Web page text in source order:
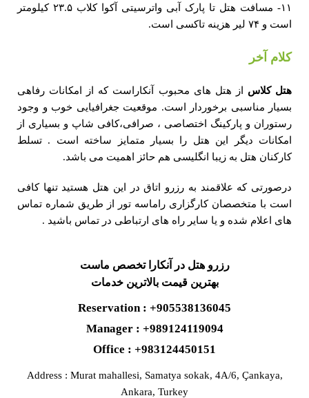
۱۱- مسافت هتل تا پارک آبی واترسیتی آکوا کلاب ۲۳.۵ کیلومتر
است و ۷۴ لیر هزینه تاکسی است.
کلام آخر
هتل کلاس از هتل های محبوب آنکاراست که از امکانات رفاهی
بسیار مناسبی برخوردار است. موقعیت جغرافیایی خوب و وجود
رستوران و پارکینگ اختصاصی ، صرافی،کافی شاپ و بسیاری از
امکانات دیگر این هتل را بسیار متمایز ساخته است . تسلط
کارکنان هتل به زیبا انگلیسی هم حائز اهمیت می باشد.
درصورتی که علاقمند به رزرو اتاق در این هتل هستید تنها کافی
است با متخصصان کارگزاری راماسه تور از طریق شماره تماس
های اعلام شده و یا سایر راه های ارتباطی در تماس باشید .
رزرو هتل در آنکارا تخصص ماست
بهترین قیمت بالاترین خدمات
Reservation : +905538136045
Manager : +989124119094
Office : +983124450151
Address : Murat mahallesi, Samatya sokak, 4A/6, Çankaya,
Ankara, Turkey